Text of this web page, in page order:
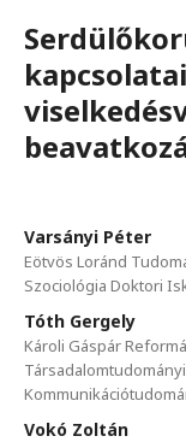
Varsányi Péter
Eötvös Loránd
Szociológia Doktori
Tóth Gergely
Károli Gáspár
Vokó Zoltán